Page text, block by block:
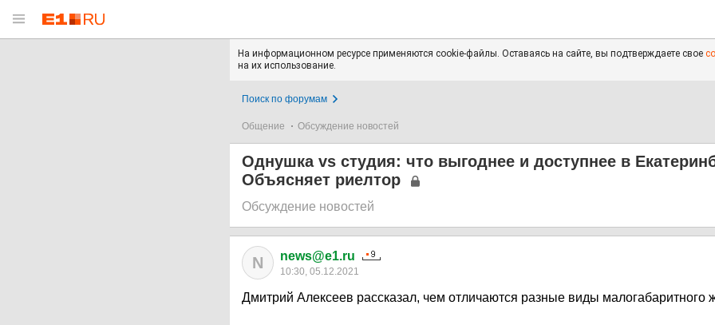
На информационном ресурсе применяются cookie-файлы. Оставаясь на сайте, вы подтверждаете свое
на их использование.
Поиск по форумам
Общение Обсуждение новостей
Однушка vs студия: что выгоднее и доступнее в
Объясняет риелтор
Обсуждение новостей
N news@e1.ru
10:30, 05.12.2021
Дмитрий Алексеев рассказал, чем отличаются разные виды малогабаритного